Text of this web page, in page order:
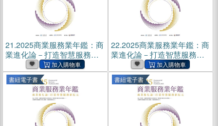
21.2025商業服務業年鑑：商
業進化論－打造智慧服務新
紀元（第十四章）(電子書)
22.2025商業服務業年鑑：商
業進化論－打造智慧服務新
紀元(電子書)
書紐電子書 書紐電子書